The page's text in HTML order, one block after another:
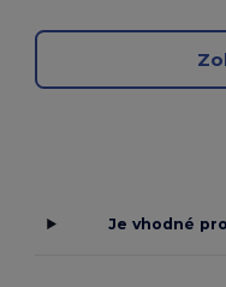
Je vhodné